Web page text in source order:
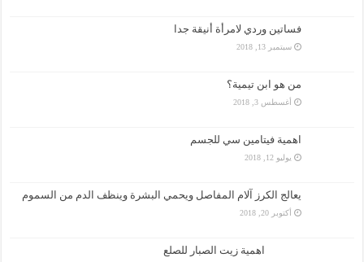
فساتين وردي لامرأة أنيقة جدا
سبتمبر 13, 2018
من هو ابن تيمية؟
أغسطس 3, 2018
اهمية فيتامين سي للجسم
يوليو 12, 2018
يعالج الكرز آلام المفاصل ويحمي البشرة وينظف الدم من السموم
أكتوبر 20, 2018
اهمية زيت الصبار للصلع